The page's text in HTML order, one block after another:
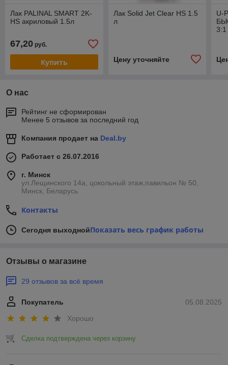
Лак PALINAL SMART 2K-
HS акриловый 1.5л
67,20 руб.
Купить
Лак Solid Jet Clear HS 1.5
л
Цену уточняйте
U-
О нас
Рейтинг не сформирован
Менее 5 отзывов за последний год
Компания продает на Deal.by
Работает с 26.07.2016
г. Минск
ул.Лещинского 14а, цокольный этаж,павильон № 50,
Минск, Беларусь
Контакты
Сегодня выходнойПоказать весь график работы
Отзывы о магазине
29 отзывов за всё время
05.08.2025
Покупатель
Хорошо
Сделка подтверждена через корзину